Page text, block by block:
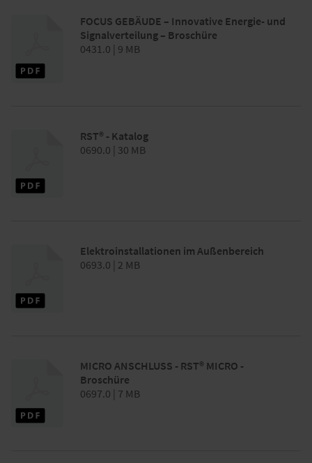
FOCUS GEBÄUDE – Innovative Energie- und
Signalverteilung – Broschüre
0431.0 | 9 MB
RST® - Katalog
0690.0 | 30 MB
Elektroinstallationen im Außenbereich
0693.0 | 2 MB
MICRO ANSCHLUSS - RST® MICRO -
Broschüre
0697.0 | 7 MB